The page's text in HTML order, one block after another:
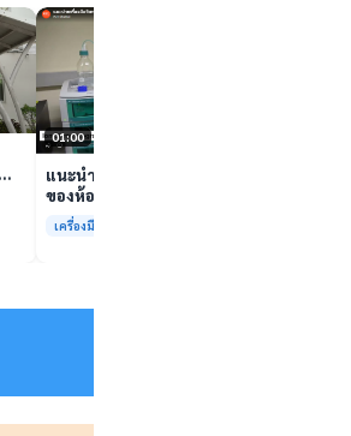
01:00
แนะนำเครื่องมือวิเคราะห์ทดสอบ
ของห้องปฏิบัติการกลางเพื่อการ
วิเคราะห์กระบวนการและสิ่ง
แวดล้อม สรบ.มจธ.
เครื่องมือและการวิเคราะห์ทดสอบ